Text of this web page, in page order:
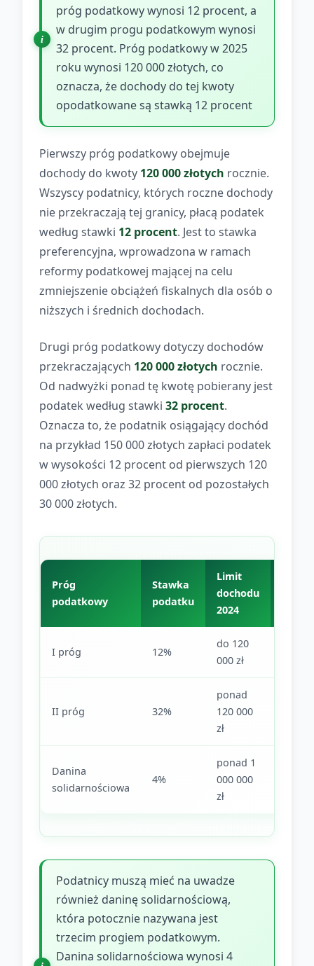
próg podatkowy wynosi 12 procent, a
w drugim progu podatkowym wynosi
32 procent. Próg podatkowy w 2025
roku wynosi 120 000 złotych, co
oznacza, że dochody do tej kwoty
opodatkowane są stawką 12 procent
Pierwszy próg podatkowy obejmuje
dochody do kwoty 120 000 złotych rocznie.
Wszyscy podatnicy, których roczne dochody
nie przekraczają tej granicy, płacą podatek
według stawki 12 procent. Jest to stawka
preferencyjna, wprowadzona w ramach
reformy podatkowej mającej na celu
zmniejszenie obciążeń fiskalnych dla osób o
niższych i średnich dochodach.
Drugi próg podatkowy dotyczy dochodów
przekraczających 120 000 złotych rocznie.
Od nadwyżki ponad tę kwotę pobierany jest
podatek według stawki 32 procent.
Oznacza to, że podatnik osiągający dochód
na przykład 150 000 złotych zapłaci podatek
w wysokości 12 procent od pierwszych 120
000 złotych oraz 32 procent od pozostałych
30 000 złotych.
Próg
podatkowy
Stawka
podatku
Limit
dochodu
2024
I próg 12%
do 120
000 zł
II próg 32%
ponad
120 000
zł
Danina
solidarnościowa
4%
ponad 1
000 000
zł
Podatnicy muszą mieć na uwadze
również daninę solidarnościową,
która potocznie nazywana jest
trzecim progiem podatkowym.
Danina solidarnościowa wynosi 4